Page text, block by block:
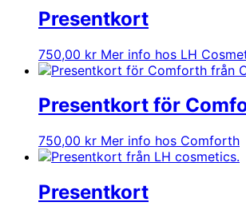
Presentkort
750,00 kr Mer info hos LH
Presentkort för
750,00 kr Mer info hos Comforth
Presentkort